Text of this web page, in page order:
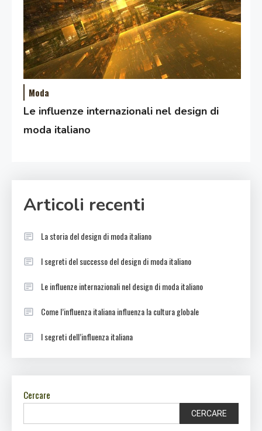
Moda
Le influenze internazionali nel design di
moda italiano
Articoli recenti
La storia del design di moda italiano
I segreti del successo del design di moda italiano
Le influenze internazionali nel design di moda italiano
Come l’influenza italiana influenza la cultura globale
I segreti dell’influenza italiana
Cercare
CERCARE